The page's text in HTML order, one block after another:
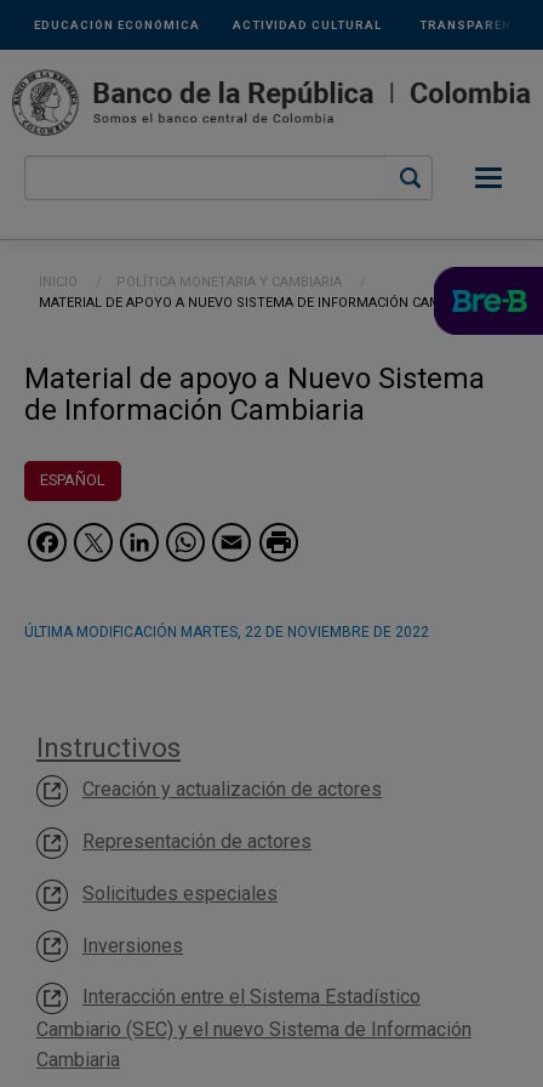
Pasar al contenido principal
Links
secundarios
ACTIVIDAD CULTURAL
EDUCACIÓN ECONÓMICA TRANSPARENCIA
Ruta de navegación
INICIO
POLÍTICA MONETARIA Y CAMBIARIA
CURRENT:
MATERIAL DE APOYO A NUEVO SISTEMA DE INFORMACIÓN CAMBIARIA
Material de apoyo a Nuevo Sistema
de Información Cambiaria
ESPAÑOL
Facebook
Twitter
LinkedIn
WhatsApp
Email
ÚLTIMA MODIFICACIÓN MARTES, 22 DE NOVIEMBRE DE 2022
Instructivos
Creación y actualización de actores
Representación de actores
Solicitudes especiales
Inversiones
Interacción entre el Sistema Estadístico
Cambiario (SEC) y el nuevo Sistema de Información
Cambiaria